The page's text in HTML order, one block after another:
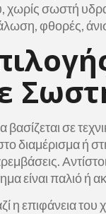
σωστή
φθορές,
σε
διαμέρισμα ή
είναι παλιό ή
η επιφάνεια